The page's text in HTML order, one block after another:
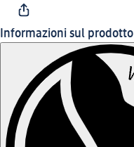
Informazioni sul prodotto